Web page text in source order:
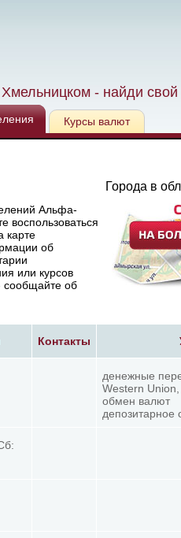
- найди свой
Курсы валют
Города в
Альфа-
воспользоваться
карте
об
или курсов
сообщайте об
Контакты
денежные
Western
обмен валют
депозитарное